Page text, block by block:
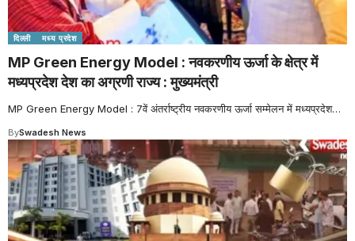
दिल्ली मध्य प्रदेश
MP Green Energy Model : नवकरणीय ऊर्जा के क्षेत्र में
मध्यप्रदेश देश का अग्रणी राज्य : मुख्यमंत्री
MP Green Energy Model : 7वें अंतर्राष्ट्रीय नवकरणीय ऊर्जा सम्मेलन में मध्यप्रदेश…
BySwadesh News